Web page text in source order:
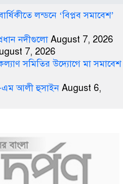
লন্ডনে ‘বিপ্লব সমাবেশ’
নদীগুলো August 7, 2026
7, 2026
সমিতির উদ্যোগে মা সমাবেশ
-এম আলী হুসাইন August 6,